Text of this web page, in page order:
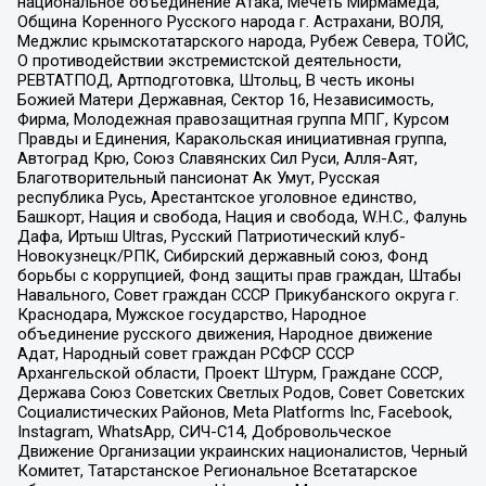
Община Коренного Русского народа г. Астрахани, ВОЛЯ,
Меджлис крымскотатарского народа, Рубеж Севера, ТОЙС,
О противодействии экстремистской деятельности,
РЕВТАТПОД, Артподготовка, Штольц, В честь иконы
Божией Матери Державная, Сектор 16, Независимость,
Фирма, Молодежная правозащитная группа МПГ, Курсом
Правды и Единения, Каракольская инициативная группа,
Автоград Крю, Союз Славянских Сил Руси, Алля-Аят,
Благотворительный пансионат Ак Умут, Русская
республика Русь, Арестантское уголовное единство,
Башкорт, Нация и свобода, Нация и свобода, W.H.С., Фалунь
Дафа, Иртыш Ultras, Русский Патриотический клуб-
Новокузнецк/РПК, Сибирский державный союз, Фонд
борьбы с коррупцией, Фонд защиты прав граждан, Штабы
Навального, Совет граждан СССР Прикубанского округа г.
Краснодара, Мужское государство, Народное
объединение русского движения, Народное движение
Адат, Народный совет граждан РСФСР СССР
Архангельской области, Проект Штурм, Граждане СССР,
Держава Союз Советских Светлых Родов, Совет Советских
Социалистических Районов, Meta Platforms Inc, Facebook,
Instagram, WhatsApp, СИЧ-С14, Добровольческое
Движение Организации украинских националистов, Черный
Комитет, Татарстанское Региональное Всетатарское